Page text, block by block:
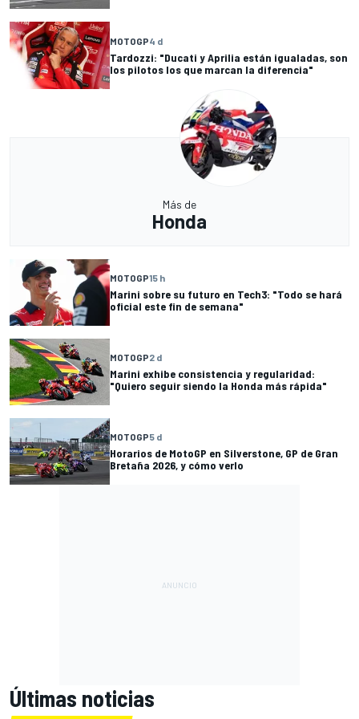
MOTOGP4 d
Tardozzi: "Ducati y Aprilia están igualadas, son
los pilotos los que marcan la diferencia"
Más de
Honda
MOTOGP15 h
Marini sobre su futuro en Tech3: "Todo se hará
oficial este fin de semana"
MOTOGP2 d
Marini exhibe consistencia y regularidad:
"Quiero seguir siendo la Honda más rápida"
MOTOGP5 d
Horarios de MotoGP en Silverstone, GP de Gran
Bretaña 2026, y cómo verlo
Últimas noticias